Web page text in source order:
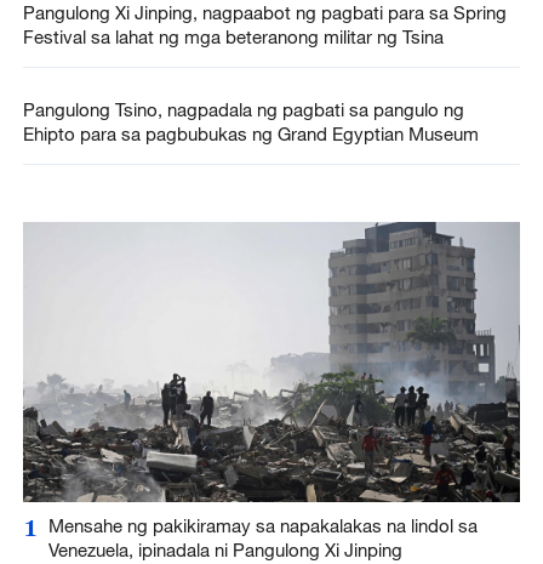
Pangulong Xi Jinping, nagpaabot ng pagbati para sa Spring
Festival sa lahat ng mga beteranong militar ng Tsina
Pangulong Tsino, nagpadala ng pagbati sa pangulo ng
Ehipto para sa pagbubukas ng Grand Egyptian Museum
1
Mensahe ng pakikiramay sa napakalakas na lindol sa
Venezuela, ipinadala ni Pangulong Xi Jinping